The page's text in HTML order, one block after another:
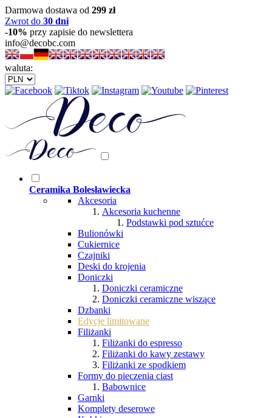
Darmowa dostawa od 299 zł
Zwrot do 30 dni
-10% przy zapisie do newslettera
info@decobc.com
waluta:
Ceramika Bolesławiecka
Akcesoria
Akcesoria kuchenne
Podstawki pod sztućce
Bulionówki
Cukiernice
Czajniki
Deski do krojenia
Doniczki
Doniczki ceramiczne
Doniczki ceramiczne wiszące
Dzbanki
Edycje limitowane
Filiżanki
Filiżanki do espresso
Filiżanki do kawy zestawy
Filiżanki ze spodkiem
Formy do pieczenia ciast
Babownice
Garnki
Komplety deserowe